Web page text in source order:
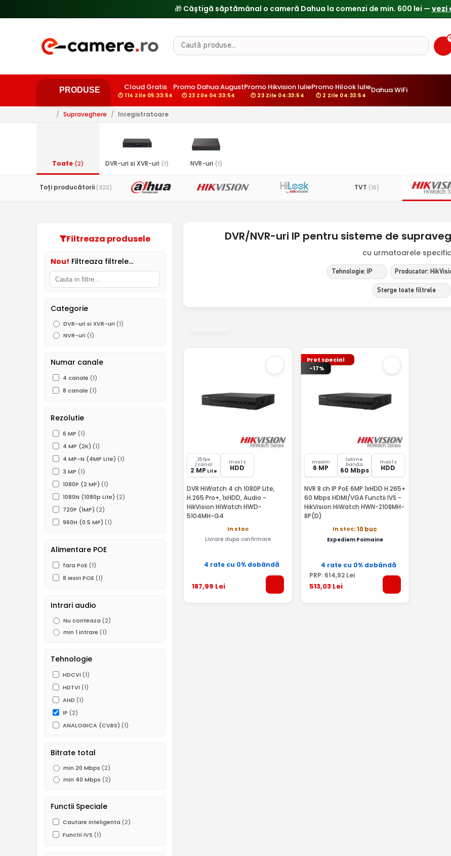
🎁 Câștigă săptămânal o cameră Dahua la comenzi de min. 600 lei — vezi
PRODUSE Cloud Gratis
⏱ 114 Zile 05:33:53
Promo Dahua August
⏱ 23 Zile 04:33:53
Promo Hikvision Iulie
⏱ 23 Zile 04:33:53
Promo Hilook Iulie
⏱ 2 Zile 04:33:53
Dahua WiFi
/ Supraveghere / Inregistratoare
Toate (2) DVR-uri si XVR-uri (1) NVR-uri (1)
Toți producătorii (322) TVT (10)
Filtreaza produsele
Nou! Filtreaza filtrele...
Categorie
DVR-uri si XVR-uri (1)
NVR-uri (1)
Numar canale
4 canale (1)
8 canale (1)
Rezolutie
6 MP (1)
4 MP (2K) (1)
4 MP-N (4MP Lite) (1)
3 MP (1)
1080P (2 MP) (1)
1080N (1080p Lite) (2)
720P (1MP) (2)
960H (0.5 MP) (1)
Alimentare POE
fara PoE (1)
8 iesiri POE (1)
Intrari audio
Nu conteaza (2)
min 1 intrare (1)
Tehnologie
HDCVI (1)
HDTVI (1)
AHD (1)
IP (2)
ANALOGICA (CVBS) (1)
Bitrate total
min 20 Mbps (2)
min 40 Mbps (2)
Functii Speciale
Cautare inteligenta (2)
Functii IVS (1)
DVR/NVR-uri IP pentru sisteme de
cu urmatoarele
Tehnologie: IP Producator:
Sterge toate filtrele
25 fps
/canal
2 MP Lite
max 1 x
HDD
DVR HiWatch 4 ch 1080P Lite,
H.265 Pro+, 1xHDD, Audio -
HikVision HiWatch HWD-
5104MH-G4
In stoc
Livrare dupa confirmare
4 rate cu 0% dobândă
187,99 Lei
Pret special
-17%
maxim
6 MP
latime
banda
60 Mbps
max 1 x
HDD
NVR 8 ch IP PoE 6MP 1xHDD H.265+
60 Mbps HDMI/VGA Functii IVS -
HikVision HiWatch HWN-2108MH-
8P(D)
In stoc: 10 buc
Expediem Poimaine
4 rate cu 0% dobândă
PRP: 614,92Lei
513,03Lei